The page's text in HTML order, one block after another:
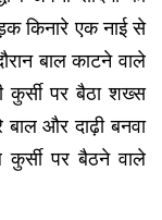
किनारे एक नाई से
बाल काटने वाले
कुर्सी पर बैठा शख्स
और दाढ़ी बनवा
कुर्सी पर बैठने वाले